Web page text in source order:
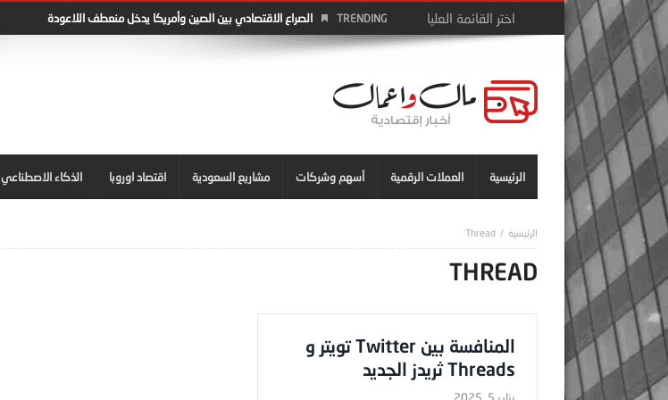
TRENDING الصراع الاقتصادي بين الصين وأمريكا يدخل منعطف اللاعودة
الرئيسية العملات الرقمية أسهم وشركات مشاريع السعودية اقتصاد اوروبا الذكاء الاصطناعي
Thread
THREAD
المنافسة بين Twitter تويتر و
Threads ثريدز الجديد